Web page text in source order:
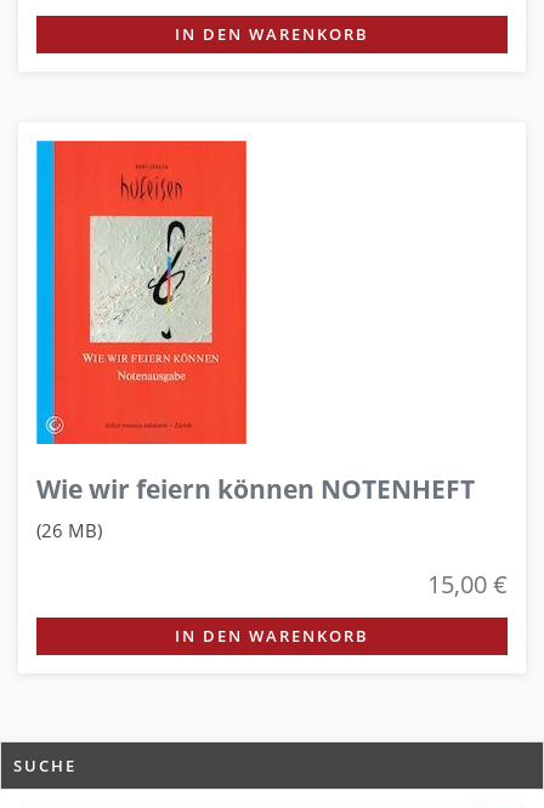
IN DEN WARENKORB
Wie wir feiern können NOTENHEFT
(26 MB)
15,00 €
IN DEN WARENKORB
SUCHE